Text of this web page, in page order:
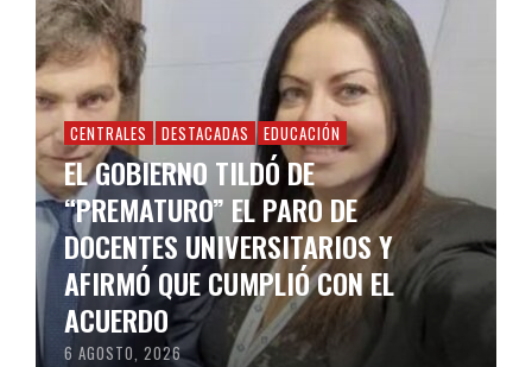
CENTRALES DESTACADAS EDUCACIÓN
EL GOBIERNO TILDÓ DE
“PREMATURO” EL PARO DE
DOCENTES UNIVERSITARIOS Y
AFIRMÓ QUE CUMPLIÓ CON EL
ACUERDO
6 AGOSTO, 2026